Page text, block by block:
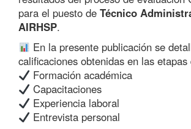
para el puesto de Técnico
AIRHSP.
En la presente publicación se
calificaciones obtenidas en las etapas
Formación académica
Capacitaciones
Experiencia laboral
Entrevista personal